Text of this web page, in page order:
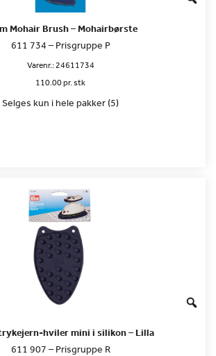
Mohair Brush – Mohairbørste
611 734 – Prisgruppe P
Varenr.:24611734
110.00 pr. stk
Selges kun i hele pakker (5)
hviler mini i silikon – Lilla
611 907 – Prisgruppe R